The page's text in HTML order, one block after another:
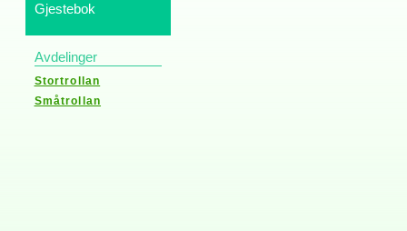
Gjestebok
Avdelinger
Stortrollan
Småtrollan